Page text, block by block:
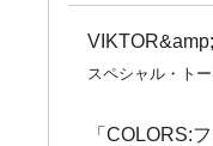
スペシャル・トー
「COLORS: